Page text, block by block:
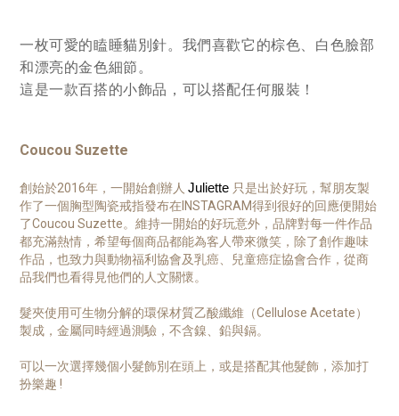
一枚可愛的瞌睡貓別針。我們喜歡它的棕色、白色臉部
和漂亮的金色細節。
這是一款百搭的小飾品，可以搭配任何服裝！
Coucou Suzette
創始於2016年，一開始創辦人 Juliette 只是出於好玩，幫朋友製
作了一個胸型陶瓷戒指發布在INSTAGRAM得到很好的回應便開始
了Coucou Suzette。維持一開始的好玩意外，品牌對每一件作品
都充滿熱情，希望每個商品都能為客人帶來微笑，除了創作趣味
作品，也致力與動物福利協會及乳癌、兒童癌症協會合作，從商
品我們也看得見他們的人文關懷。
髮夾使用可生物分解的環保材質乙酸纖維（Cellulose Acetate）
製成，金屬同時經過測驗，不含鎳、鉛與鎘。
可以一次選擇幾個小髮飾別在頭上，或是搭配其他髮飾，添加打
扮樂趣 !